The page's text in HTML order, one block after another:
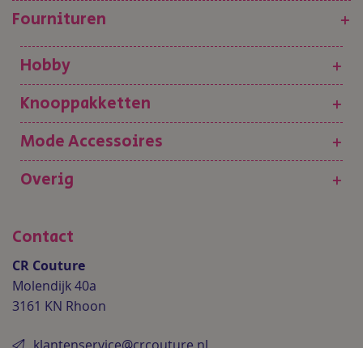
Fournituren
+
Hobby
+
Knooppakketten
+
Mode Accessoires
+
Overig
+
Contact
CR Couture
Molendijk 40a
3161 KN Rhoon